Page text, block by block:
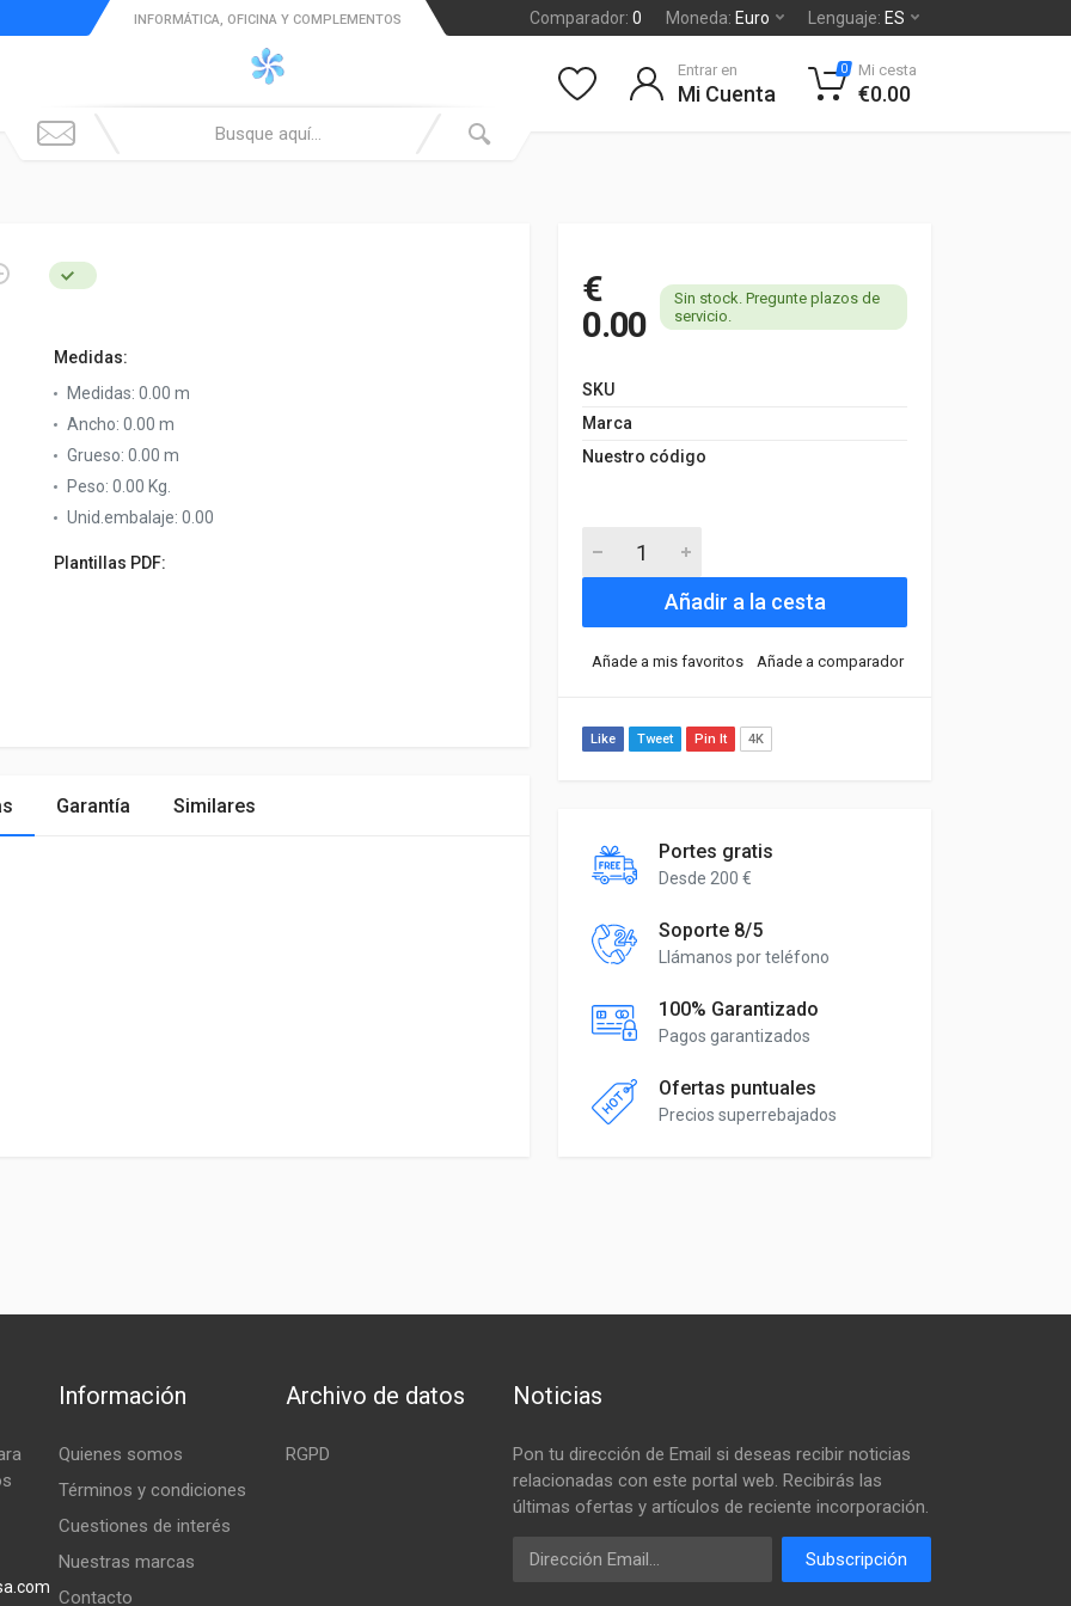
Comparador: 0 Moneda: Euro Lenguaje: ES
INFORMÁTICA, OFICINA Y COMPLEMENTOS
Entrar en
Mi Cuenta
0 Mi cesta
€0.00
Medidas:
Medidas: 0.00 m
Ancho: 0.00 m
Grueso: 0.00 m
Peso: 0.00 Kg.
Unid.embalaje: 0.00
Plantillas PDF:
€
0.00
Sin stock. Pregunte plazos de
servicio.
SKU
Marca
Nuestro código
Añadir a la cesta
Añade a mis favoritos Añade a comparador
Like Tweet Pin It 4K
Portes gratis
Desde 200 €
Soporte 8/5
Llámanos por teléfono
100% Garantizado
Pagos garantizados
Ofertas puntuales
Precios superrebajados
Garantía Similares
Información
Quienes somos
Términos y condiciones
Cuestiones de interés
Nuestras marcas
Contacto
Archivo de datos
RGPD
Noticias
Pon tu dirección de Email si deseas recibir noticias
relacionadas con este portal web. Recibirás las
últimas ofertas y artículos de reciente incorporación.
Email
Subscripción